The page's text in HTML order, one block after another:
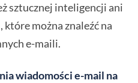
sztucznej inteligencji ani
można znaleźć na
e-maili.
wiadomości e-mail na